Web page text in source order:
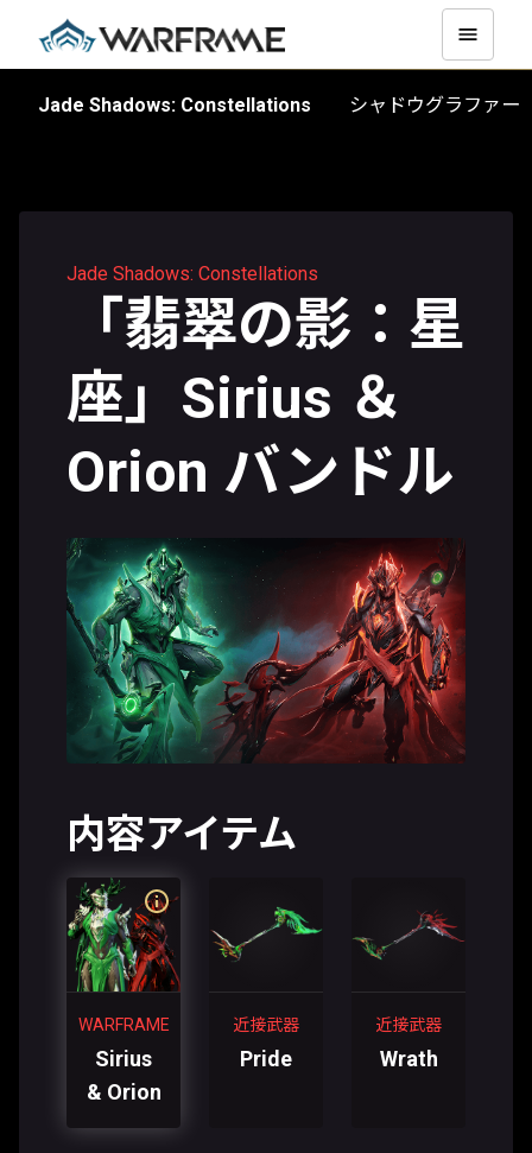
Jade Shadows: Constellations シャドウグラファー
Jade Shadows: Constellations
「翡翠の影：星
座」Sirius ＆
Orion バンドル
内容アイテム
WARFRAME
Sirius
& Orion
近接武器
Pride
近接武器
Wrath